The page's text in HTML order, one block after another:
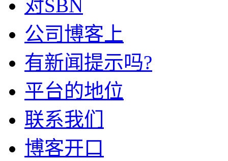
对SBN
公司博客上
有新闻提示吗?
平台的地位
联系我们
博客开口